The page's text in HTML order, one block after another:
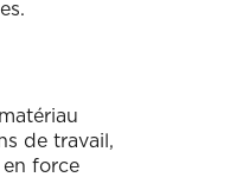
de travail,
force